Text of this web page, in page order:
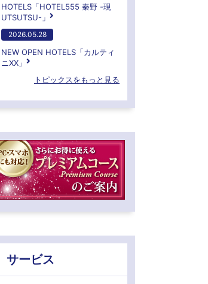
HOTELS「HOTEL555 秦野 -現
UTSUTSU-」
2026.05.28
NEW OPEN HOTELS「カルティ
ニXX」
トピックスをもっと見る
サービス